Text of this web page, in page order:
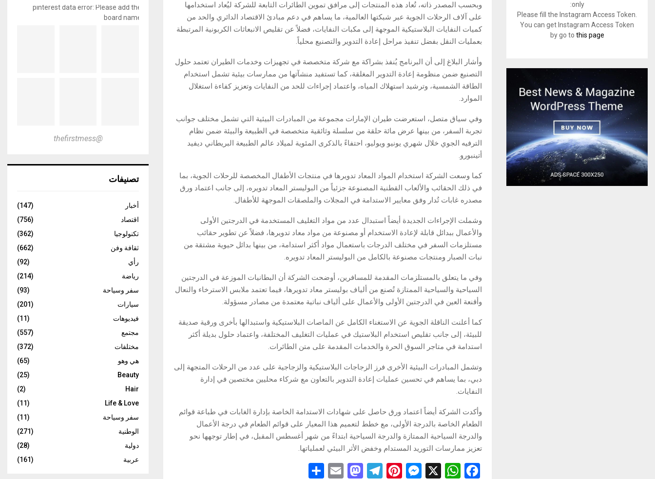
وبحسب المصدر ذاته، تُعاد هذه المنتجات إلى مرافق تموين الطائرات التابعة للشركة ليُعاد استخدامها
على آلاف الرحلات الجوية عبر شبكتها العالمية، ما يساهم في دعم مبادئ الاقتصاد الدائري والحد من
كميات النفايات البلاستيكية الموجهة إلى مكبات النفايات، فضلاً عن تقليص الانبعاثات الكربونية المرتبطة
بعمليات النقل بفضل تنفيذ مراحل إعادة التدوير والتصنيع محلياً.
وأشار البلاغ إلى أن البرنامج يُنفذ بشراكة مع شركة متخصصة في تجهيزات وخدمات الطيران تعتمد حلول
التصنيع ضمن منظومة إعادة التدوير المغلقة، كما تستفيد منشآتها من ممارسات بيئية تشمل استخدام
الطاقة الشمسية، وترشيد استهلاك المياه، واعتماد إجراءات للحد من النفايات وتعزيز كفاءة استغلال
الموارد.
وفي سياق متصل، استعرضت طيران الإمارات مجموعة من المبادرات البيئية التي تشمل مختلف جوانب
تجربة السفر، من بينها عرض مائة حلقة من سلسلة وثائقية متخصصة في الطبيعة والبيئة ضمن نظام
الترفيه الجوي خلال شهري يونيو ويوليو، احتفاءً بالذكرى المئوية لميلاد عالم الطبيعة البريطاني ديفيد
أتينبورو.
كما وسعت الشركة استخدام المواد المعاد تدويرها في منتجات الأطفال المخصصة للرحلات الجوية، بما
في ذلك الحقائب والألعاب القطنية المصنوعة جزئياً من البوليستر المعاد تدويره، إلى جانب اعتماد ورق
مصدره غابات تُدار وفق معايير الاستدامة في المجلات والملصقات الموجهة للأطفال.
وشملت الإجراءات الجديدة أيضاً استبدال عدد من مواد التغليف المستخدمة في الدرجتين الأولى
والأعمال ببدائل قابلة لإعادة الاستخدام أو مصنوعة من مواد معاد تدويرها، فضلاً عن تطوير حقائب
مستلزمات السفر في مختلف الدرجات باستعمال مواد أكثر استدامة، من بينها بدائل حيوية مشتقة من
نبات الصبار ومنتجات مصنوعة بالكامل من البوليستر المعاد تدويره.
وفي ما يتعلق بالمستلزمات المقدمة للمسافرين، أوضحت الشركة أن البطانيات الموزعة في الدرجتين
السياحية والسياحية الممتازة تُصنع من ألياف بوليستر معاد تدويرها، فيما تعتمد ملابس الاسترخاء والنعال
وأقنعة العين في الدرجتين الأولى والأعمال على ألياف نباتية معتمدة من مصادر مسؤولة.
كما أعلنت الناقلة الجوية عن الاستغناء الكامل عن الماصات البلاستيكية واستبدالها بأخرى ورقية صديقة
للبيئة، إلى جانب تقليص استخدام البلاستيك في عمليات التغليف المختلفة، واعتماد حلول بديلة أكثر
استدامة في متاجر السوق الحرة والخدمات المقدمة على متن الطائرات.
وتشمل المبادرات البيئية الأخرى فرز الزجاجات البلاستيكية والزجاجية على عدد من الرحلات المتجهة إلى
دبي، بما يساهم في تحسين عمليات إعادة التدوير بالتعاون مع شركاء محليين مختصين في إدارة
النفايات.
وأكدت الشركة أيضاً اعتماد ورق حاصل على شهادات الاستدامة الخاصة بإدارة الغابات في طباعة قوائم
الطعام الخاصة بالدرجة الأولى، مع خطط لتعميم هذا المعيار على قوائم الطعام في درجة الأعمال
والدرجة السياحية الممتازة والدرجة السياحية ابتداءً من شهر أغسطس المقبل، في إطار توجهها نحو
تعزيز ممارسات التوريد المستدام وخفض الأثر البيئي لعملياتها.
F
W
X
M
Pi
T
M
E
only:
Please fill the Instagram Access Token.
You can get Instagram Access Token
by go to this page
pinterest data error: Please add the
board name
@thefirstmess
تصنيفات
أخبار
(147)
اقتصاد
(756)
تكنولوجيا
(362)
ثقافة وفن
(662)
رأي
(92)
رياضة
(214)
سفر وسياحة
(93)
سيارات
(201)
فيديوهات
(11)
مجتمع
(557)
مختلفات
(372)
هي وهو
(65)
Beauty
(25)
Hair
(2)
Life & Love
(11)
سفر وسياحة
(11)
الوطنية
(271)
دولية
(28)
عربية
(161)